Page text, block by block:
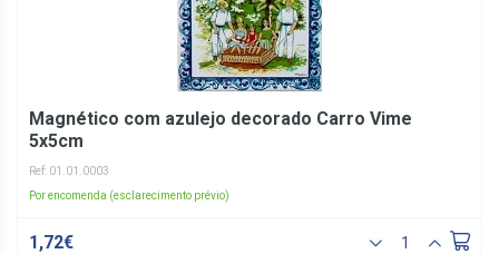
Magnético com azulejo decorado Carro Vime
5x5cm
Ref: 01.01.0003
Por encomenda (esclarecimento prévio)
1,72€